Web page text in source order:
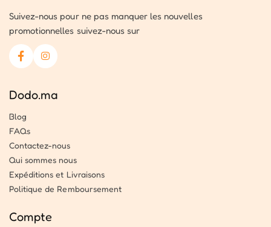
Suivez-nous pour ne pas manquer les nouvelles
promotionnelles suivez-nous sur
Dodo.ma
Blog
FAQs
Contactez-nous
Qui sommes nous
Expéditions et Livraisons
Politique de Remboursement
Compte